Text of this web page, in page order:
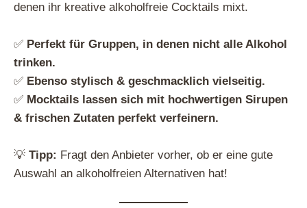
denen ihr kreative alkoholfreie Cocktails mixt.
✅ Perfekt für Gruppen, in denen nicht alle Alkohol
trinken.
✅ Ebenso stylisch & geschmacklich vielseitig.
✅ Mocktails lassen sich mit hochwertigen Sirupen
& frischen Zutaten perfekt verfeinern.
💡 Tipp: Fragt den Anbieter vorher, ob er eine gute
Auswahl an alkoholfreien Alternativen hat!